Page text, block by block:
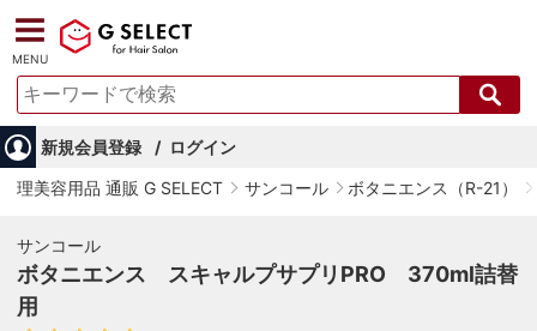
MENU
新規会員登録
ログイン
理美容用品 通販 G SELECT
サンコール ボタニエンス（R-21）
サンコール
ボタニエンス スキャルプサプリPRO 370ml詰替
用